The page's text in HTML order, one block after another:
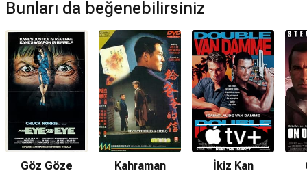
Bunları da beğenebilirsiniz
Göz Göze
Kahraman
İkiz Kan